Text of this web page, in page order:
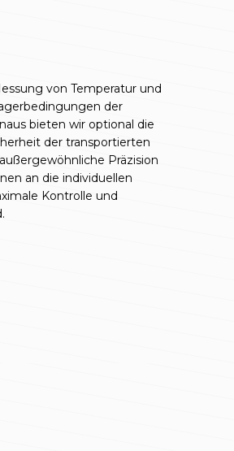
von Temperatur und
der
bieten wir optional die
der transportierten
Präzision
an die individuellen
Kontrolle und